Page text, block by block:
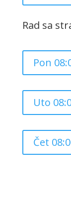
Rad sa
Pon
Uto
Čet